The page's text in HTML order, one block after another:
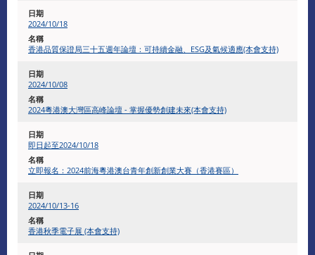
2024/10/18
香港品質保證局三十五週年論壇：可持續金融、ESG及氣候適應(本會支持)
2024/10/08
2024粵港澳大灣區高峰論壇 - 掌握優勢創建未來(本會支持)
即日起至2024/10/18
立即報名：2024前海粵港澳台青年創新創業大賽（香港賽區）
2024/10/13-16
香港秋季電子展 (本會支持)